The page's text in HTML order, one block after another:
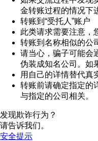
金转账过程的情况下
转账到“受托人”账户
此类请求需要注意，
转账到名称相似的公
请当心，骗子可能会
伪装成知名公司。如
用自己的详情替代真
转账前请确定指定的
与指定的公司相关。
发现欺诈行为？
请告诉我们。
安全提示